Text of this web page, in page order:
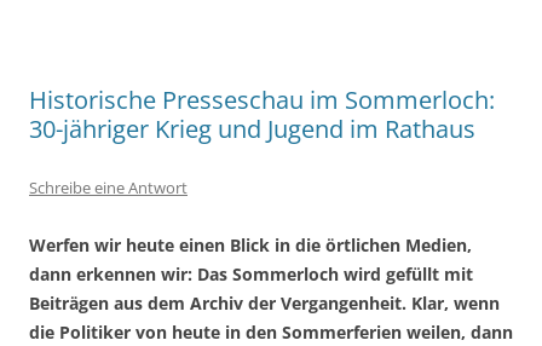
Historische Presseschau im Sommerloch:
30-jähriger Krieg und Jugend im Rathaus
Schreibe eine Antwort
Werfen wir heute einen Blick in die örtlichen Medien,
dann erkennen wir: Das Sommerloch wird gefüllt mit
Beiträgen aus dem Archiv der Vergangenheit. Klar, wenn
die Politiker von heute in den Sommerferien weilen, dann